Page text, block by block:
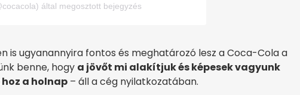
által megosztott bejegyzés
is ugyanannyira fontos és meghatározó lesz a Coca-Cola a
benne, hogy a jövőt mi alakítjuk és képesek vagyunk
a holnap – áll a cég nyilatkozatában.